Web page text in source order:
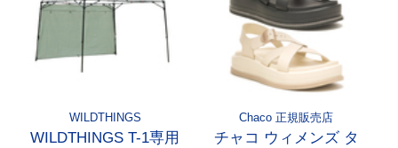
WILDTHINGS
WILDTHINGS T-1専用
Chaco 正規販売店
チャコ ウィメンズ タ